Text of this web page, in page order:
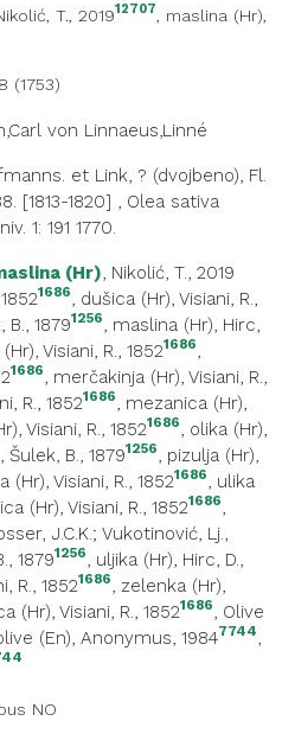
T., 201912707, maslina (Hr),
(1753)
von Linnaeus,Linné
et Link, ? (dvojbeno), Fl.
[1813-1820] , Olea sativa
1: 191 1770.
(Hr), Nikolić, T., 2019
1686, dušica (Hr), Visiani, R.,
B., 18791256, maslina (Hr), Hirc,
, Visiani, R., 18521686,
1686, merčakinja (Hr), Visiani, R.,
R., 18521686, mezanica (Hr),
, Visiani, R., 18521686, olika (Hr),
, Šulek, B., 18791256, pizulja (Hr),
(Hr), Visiani, R., 18521686, ulika
(Hr), Visiani, R., 18521686,
J.C.K.; Vukotinović, Lj.,
18791256, uljika (Hr), Hirc, D.,
R., 18521686, zelenka (Hr),
(Hr), Visiani, R., 18521686, Olive
(En), Anonymus, 19847744,
NO